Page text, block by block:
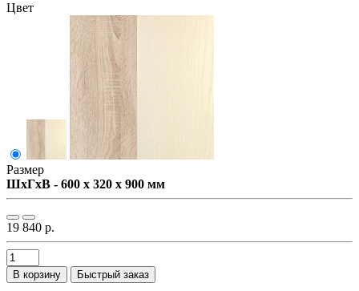
Цвет
Размер
ШxГxВ - 600 x 320 x 900 мм
19 840 р.
В корзину Быстрый заказ